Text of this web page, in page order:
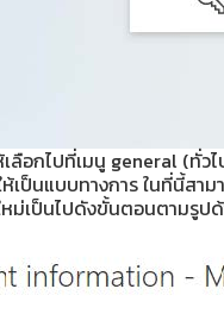
อกไปที่เมนู general (ทั่ว
เป็นแบบทางการ ในที่นี้ส
ม่เป็นไปดังขั้นตอนตามรูป